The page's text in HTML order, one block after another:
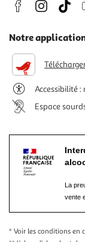
Notre
Accessibilité
Espace
La
vente
* Voir les conditions en